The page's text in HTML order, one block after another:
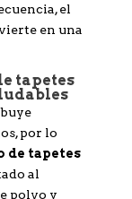
el
en una
tapetes
por lo
de tapetes
al
polvo y